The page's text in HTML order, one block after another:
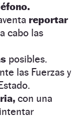
reportar
cabo las
posibles.
las Fuerzas y
con una